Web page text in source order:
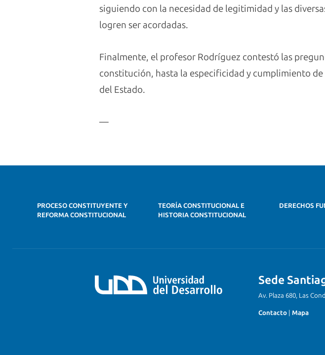
siguiendo con la necesidad de legitimidad y las
logren ser acordadas.
Finalmente, el profesor Rodríguez contestó las
constitución, hasta la especificidad y cumplimiento
del Estado.
—
PROCESO CONSTITUYENTE Y
REFORMA CONSTITUCIONAL
TEORÍA CONSTITUCIONAL E
HISTORIA CONSTITUCIONAL
DERECHOS
Sede
Av. Plaza 680, Las
Contacto Mapa